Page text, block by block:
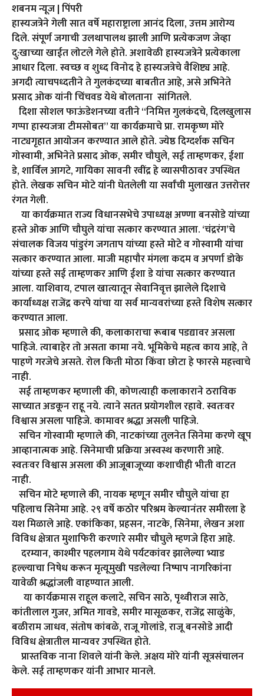
शबनम न्यूज | पिंपरी
हास्यजत्रेने गेली सात वर्षे महाराष्ट्राला आनंद दिला, उत्तम आरोग्य
दिले. संपूर्ण जगाची उलथापालथ झाली आणि प्रत्येकजण जेव्हा
दु:खाच्या खाईत लोटले गेले होते. अशावेळी हास्यजत्रेने प्रत्येकाला
आधार दिला. स्वच्छ व शुध्द विनोद हे हास्यजत्रेचे वैशिष्ट्य आहे.
अगदी त्याचपध्दतीने ते गुलकंदच्या बाबतीत आहे, असे अभिनेते
प्रसाद ओक यांनी चिंचवड येथे बोलताना सांगितले.
दिशा सोशल फाऊंडेशनच्या वतीने “निमित्त गुलकंदचे, दिलखुलास
गप्पा हास्यजत्रा टीमसोबत” या कार्यक्रमाचे प्रा. रामकृष्ण मोरे
नाट्यगृहात आयोजन करण्यात आले होते. ज्येष्ठ दिग्दर्शक सचिन
गोस्वामी, अभिनेते प्रसाद ओक, समीर चौघुले, सई ताम्हणकर, ईशा
डे, शार्विल आगटे, गायिका सावनी रवींद्र हे व्यासपीठावर उपस्थित
होते. लेखक सचिन मोटे यांनी घेतलेली या सर्वांची मुलाखत उत्तरोत्तर
रंगत गेली.
या कार्यक्रमात राज्य विधानसभेचे उपाध्यक्ष अण्णा बनसोडे यांच्या
हस्ते ओक आणि चौघुले यांचा सत्कार करण्यात आला. ‘चंद्ररंग’चे
संचालक विजय पांडुरंग जगताप यांच्या हस्ते मोटे व गोस्वामी यांचा
सत्कार करण्यात आला. माजी महापौर मंगला कदम व अपर्णा डोके
यांच्या हस्ते सई ताम्हणकर आणि ईशा डे यांचा सत्कार करण्यात
आला. याशिवाय, टपाल खात्यातून सेवानिवृत्त झालेले दिशाचे
कार्याध्यक्ष राजेंद्र करपे यांचा या सर्व मान्यवरांच्या हस्ते विशेष सत्कार
करण्यात आला.
प्रसाद ओक म्हणाले की, कलाकाराचा रूबाब पडद्यावर असला
पाहिजे. त्याबाहेर तो असता कामा नये. भूमिकेचे महत्व काय आहे, ते
पाहणे गरजेचे असते. रोल किती मोठा किंवा छोटा हे फारसे महत्त्वाचे
नाही.
सई ताम्हणकर म्हणाली की, कोणत्याही कलाकाराने ठराविक
साच्यात अडकून राहू नये. त्याने सतत प्रयोगशील रहावे. स्वतःवर
विश्वास असला पाहिजे. कामावर श्रद्धा असली पाहिजे.
सचिन गोस्वामी म्हणाले की, नाटकांच्या तुलनेत सिनेमा करणे खूप
आव्हानात्मक आहे. सिनेमाची प्रक्रिया अस्वस्थ करणारी आहे.
स्वतःवर विश्वास असला की आजूबाजूच्या कशाचीही भीती वाटत
नाही.
सचिन मोटे म्हणाले की, नायक म्हणून समीर चौघुले यांचा हा
पहिलाच सिनेमा आहे. २९ वर्षे कठोर परिश्रम केल्यानंतर समीरला हे
यश मिळाले आहे. एकांकिका, प्रहसन, नाटके, सिनेमा, लेखन अशा
विविध क्षेत्रात मुशाफिरी करणारे समीर चौघुले म्हणजे हिरा आहे.
दरम्यान, काश्मीर पहलगाम येथे पर्यटकांवर झालेल्या भ्याड
हल्ल्याचा निषेध करून मृत्यूमुखी पडलेल्या निष्पाप नागरिकांना
यावेळी श्रद्धांजली वाहण्यात आली.
या कार्यक्रमास राहूल कलाटे, सचिन साठे, पृथ्वीराज साठे,
कांतीलाल गुजर, अमित गावडे, समीर मासूळकर, राजेंद्र साळुंके,
बळीराम जाधव, संतोष कांबळे, राजू गोलांडे, राजू बनसोडे आदी
विविध क्षेत्रातील मान्यवर उपस्थित होते.
प्रास्तविक नाना शिवले यांनी केले. अक्षय मोरे यांनी सूत्रसंचालन
केले. सई ताम्हणकर यांनी आभार मानले.